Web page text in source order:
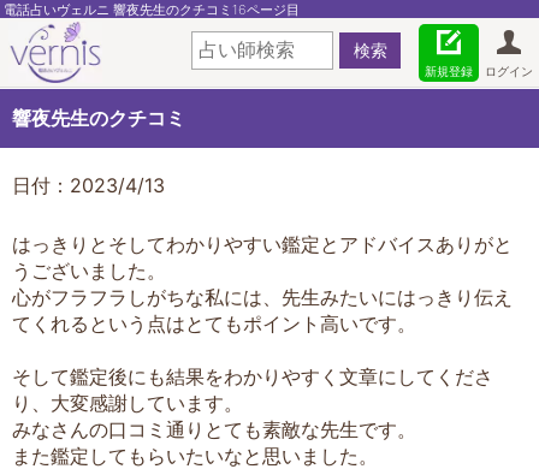
電話占いヴェルニ 響夜先生のクチコミ16ページ目
ログイン
新規登録
響夜先生のクチコミ
日付：2023/4/13
はっきりとそしてわかりやすい鑑定とアドバイスありがと
うございました。
心がフラフラしがちな私には、先生みたいにはっきり伝え
てくれるという点はとてもポイント高いです。
そして鑑定後にも結果をわかりやすく文章にしてくださ
り、大変感謝しています。
みなさんの口コミ通りとても素敵な先生です。
また鑑定してもらいたいなと思いました。